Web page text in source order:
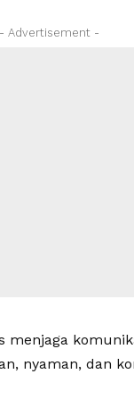
- Advertisement -
nyaman, dan